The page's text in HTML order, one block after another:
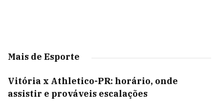
Mais de Esporte
Vitória x Athletico-PR: horário, onde
assistir e prováveis escalações